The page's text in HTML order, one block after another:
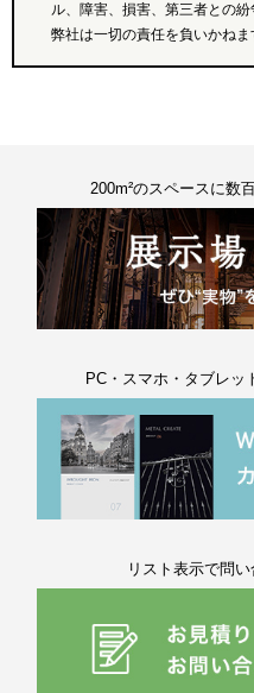
ル、障害、損害、第三者との
弊社は一切の責任を負いかねま
200m²のスペースに数
PC・スマホ・タブレッ
リスト表示で問い